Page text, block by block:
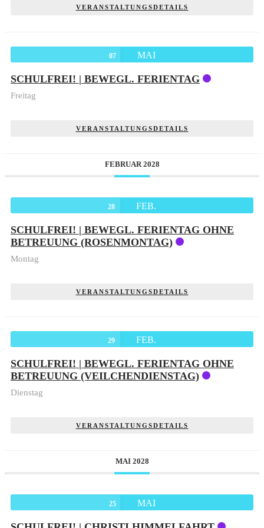
VERANSTALTUNGSDETAILS
07 MAI
SCHULFREI! | BEWEGL. FERIENTAG
Freitag
VERANSTALTUNGSDETAILS
FEBRUAR 2028
28 FEB.
SCHULFREI! | BEWEGL. FERIENTAG OHNE
BETREUUNG (ROSENMONTAG)
Montag
VERANSTALTUNGSDETAILS
29 FEB.
SCHULFREI! | BEWEGL. FERIENTAG OHNE
BETREUUNG (VEILCHENDIENSTAG)
Dienstag
VERANSTALTUNGSDETAILS
MAI 2028
25 MAI